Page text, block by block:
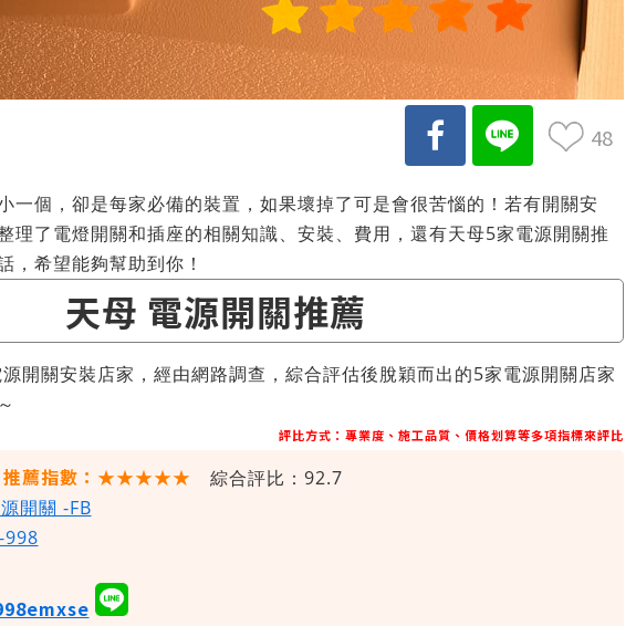
48
一個，卻是每家必備的裝置，如果壞掉了可是會很苦惱的！若有開關安
理了電燈開關和插座的相關知識、安裝、費用，還有天母5家電源開關推
，希望能夠幫助到你！
天母 電源開關推薦
開關安裝店家，經由網路調查，綜合評估後脫穎而出的5家電源開關店家
評比方式：專業度、施工品質、價格划算等多項指標來評比
推薦指數：★★★★★ 綜合評比：92.7
開關 -FB
998